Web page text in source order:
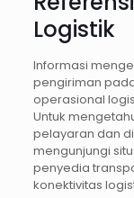
Logistik
Informasi
pengiriman
operasional
Untuk
pelayaran dan
mengunjungi
penyedia
konektivitas